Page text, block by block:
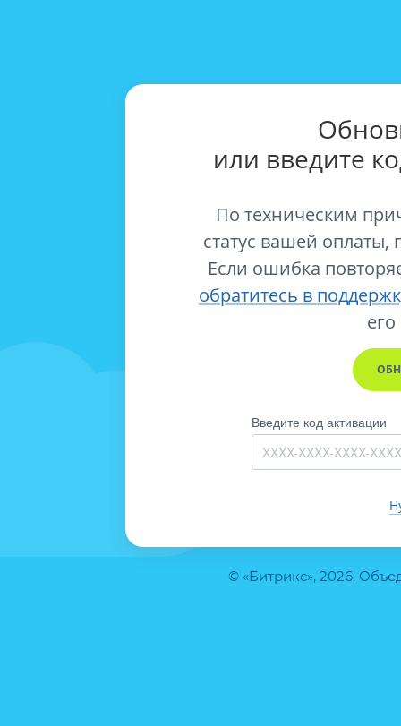
© «Битрикс», 2026.
или введите
По техническим
статус вашей оплаты,
Если ошибка
обратитесь в
его
Введите код активации